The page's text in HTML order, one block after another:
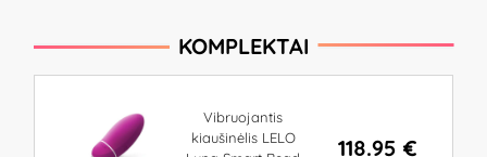
KOMPLEKTAI
Vibruojantis
kiaušinėlis LELO
118.95 €